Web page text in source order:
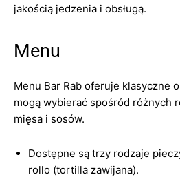
jakością jedzenia i obsługą.
Menu
Menu Bar Rab oferuje klasyczne
mogą wybierać spośród różnych
mięsa i sosów.
Dostępne są trzy rodzaje
rollo (tortilla zawijana).